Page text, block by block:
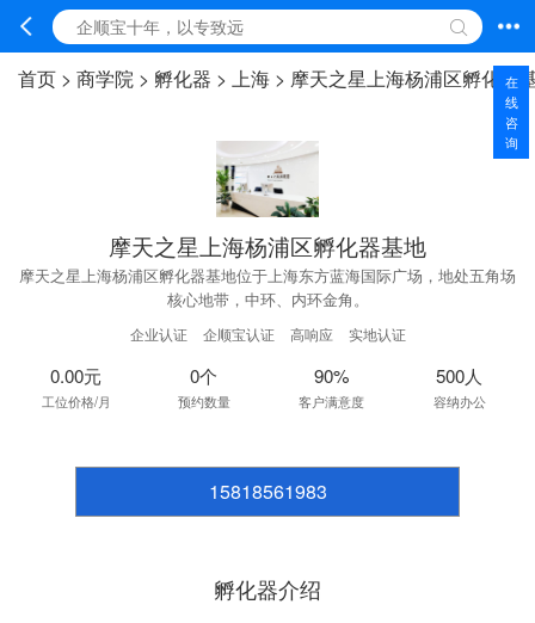
首页 > 商学院 > 孵化器 > 上海 > 摩天之星上海杨浦区孵化器
摩天之星上海杨浦区孵化器基地
摩天之星上海杨浦区孵化器基地位于上海东方蓝海国际广场，地处五角场
核心地带，中环、内环金角。
企业认证 企顺宝认证 高响应 实地认证
0.00元
工位价格/月
0个
预约数量
90%
客户满意度
500人
容纳办公
15818561983
孵化器介绍
在
线
咨
询